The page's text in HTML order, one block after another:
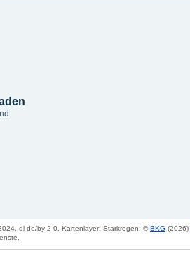
dl-de/by-2-0. Kartenlayer: Starkregen: ©BKG (2026)